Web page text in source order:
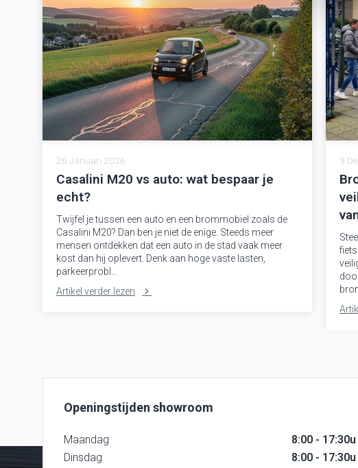
26 Januari 2026
Casalini M20 vs auto: wat bespaar je
echt?
Twijfel je tussen een auto en een brommobiel zoals de
Casalini M20? Dan ben je niet de enige. Steeds meer
mensen ontdekken dat een auto in de stad vaak meer
kost dan hij oplevert. Denk aan hoge vaste lasten,
parkeerprobl...
Artikel verder lezen
9
Openingstijden showroom
Maandag
8:00 - 17:30u
Dinsdag
8:00 - 17:30u